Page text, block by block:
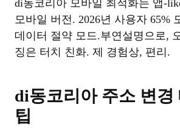
di동코리아 모바일 최적화는 앱-
모바일 버전. 2026년 사용자 65%
데이터 절약 모드.부연설명으로,
징은 터치 친화. 제 경험상, 편리.
di동코리아 주소 변경
팁